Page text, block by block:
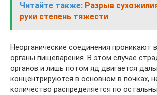
Читайте также: Разрыв
руки степень тяжести
Неорганические соединения проникают
органы пищеварения. В этом случае
органов и лишь потом яд двигается
концентрируются в основном в почках,
количество распределяется по